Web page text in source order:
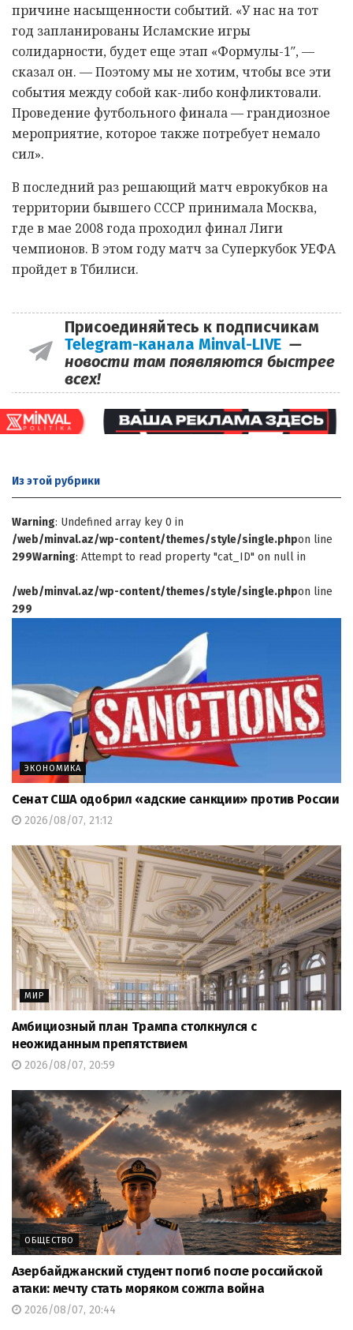
причине насыщенности событий. «У нас на тот
год запланированы Исламские игры
солидарности, будет еще этап «Формулы-1″, —
сказал он. — Поэтому мы не хотим, чтобы все эти
события между собой как-либо конфликтовали.
Проведение футбольного финала — грандиозное
мероприятие, которое также потребует немало
сил».
В последний раз решающий матч еврокубков на
территории бывшего СССР принимала Москва,
где в мае 2008 года проходил финал Лиги
чемпионов. В этом году матч за Суперкубок УЕФА
пройдет в Тбилиси.
Присоединяйтесь к подписчикам
Telegram-канала Minval-LIVE —
новости там появляются быстрее
всех!
Из этой рубрики
Warning: Undefined array key 0 in
/web/minval.az/wp-content/themes/style/single.phpon line
299Warning: Attempt to read property "cat_ID" on null in
/web/minval.az/wp-content/themes/style/single.phpon line
299
ЭКОНОМИКА
Сенат США одобрил «адские санкции» против России
2026/08/07, 21:12
МИР
Амбициозный план Трампа столкнулся с
неожиданным препятствием
2026/08/07, 20:59
ОБЩЕСТВО
Азербайджанский студент погиб после российской
атаки: мечту стать моряком сожгла война
2026/08/07, 20:44